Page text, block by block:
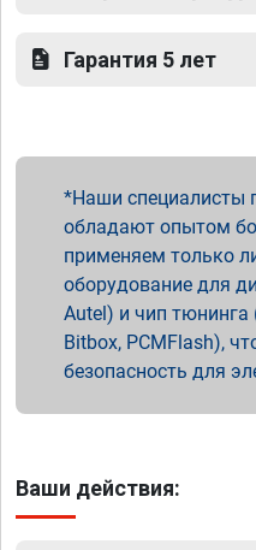
Гарантия 5 лет
Наши специалисты
обладают опытом
применяем только
оборудование для
Autel) и чип тюнинга
Bitbox, PCMFlash),
безопасность для
Ваши действия: